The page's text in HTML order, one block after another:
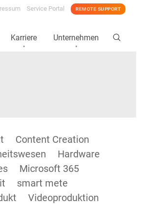
Service Portal REMOTE SUPPORT
Karriere Unternehmen
Content Creation
Hardware
Microsoft 365
smart mete
Videoproduktion